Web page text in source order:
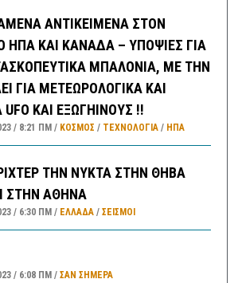
ΑΝΤΙΚΕΙΜΕΝΑ ΣΤΟΝ
ΗΠΑ ΚΑΙ ΚΑΝΑΔΑ – ΥΠΟΨΙΕΣ ΓΙΑ
ΜΠΑΛΟΝΙΑ, ΜΕ ΤΗΝ
ΓΙΑ ΜΕΤΕΩΡΟΛΟΓΙΚΑ ΚΑΙ
ΚΑΙ ΕΞΩΓΗΙΝΟΥΣ !!
8:21 ΠΜ ΚΟΣΜΟΣ / ΤΕΧΝΟΛΟΓΙΑ/ ΗΠΑ
ΤΗΝ ΝΥΚΤΑ ΣΤΗΝ ΘΗΒΑ
ΣΤΗΝ ΑΘΗΝΑ
6:30 ΠΜ ΕΛΛΑΔA/ ΣΕΙΣΜΟΙ
6:08 ΠΜ ΣΑΝ ΣΉΜΕΡΑ